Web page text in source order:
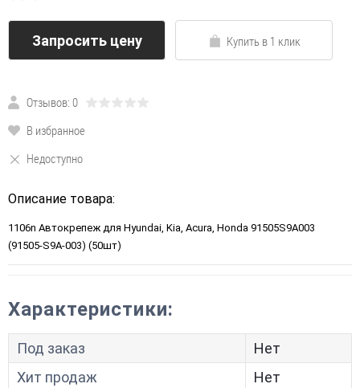
Запросить цену Купить в 1 клик
Отзывов: 0
В избранное
Недоступно
Описание товара:
1106n Автокрепеж для Hyundai, Kia, Acura, Honda 91505S9A003
(91505-S9A-003) (50шт)
Характеристики:
Под заказ
Нет
Хит продаж
Нет